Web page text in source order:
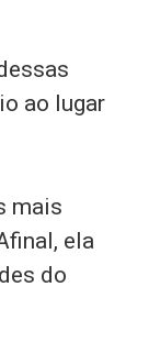
ao lugar
mais
ela
do